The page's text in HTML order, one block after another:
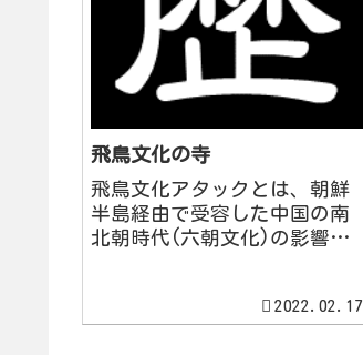
飛鳥文化の寺
飛鳥文化アタックとは、朝鮮
半島経由で受容した中国の南
北朝時代(六朝文化)の影響を
門だけを見ていく。飛鳥文化
2022.02.17